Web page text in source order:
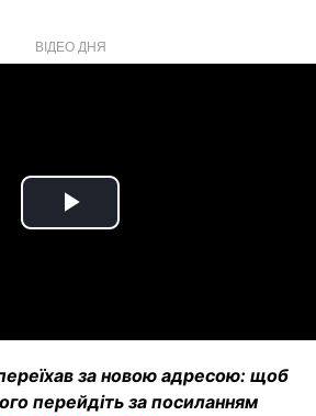
ВІДЕО ДНЯ
Play
за новою адресою: щоб
перейдіть за посиланням